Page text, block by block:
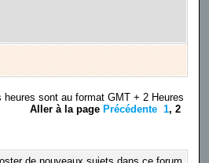
heures sont au format GMT + 2 Heures
Aller à la page Précédente 1, 2